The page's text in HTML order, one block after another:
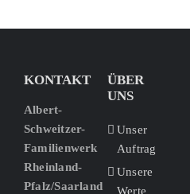
KONTAKT
Albert-
Schweitzer-
Familienwerk
Rheinland-
Pfalz/Saarland
ÜBER
UNS
Unser
Auftrag
Unsere
Werte